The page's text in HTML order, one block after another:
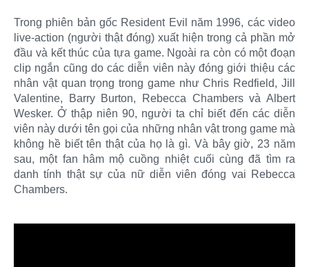
Trong phiên bản gốc Resident Evil năm 1996, các video
live-action (người thật đóng) xuất hiện trong cả phần mở
đầu và kết thúc của tựa game. Ngoài ra còn có một đoạn
clip ngắn cũng do các diễn viên này đóng giới thiệu các
nhân vật quan trọng trong game như Chris Redfield, Jill
Valentine, Barry Burton, Rebecca Chambers và Albert
Wesker. Ở thập niên 90, người ta chỉ biết đến các diễn
viên này dưới tên gọi của những nhân vật trong game mà
không hề biết tên thật của họ là gì. Và bây giờ, 23 năm
sau, một fan hâm mộ cuồng nhiệt cuối cùng đã tìm ra
danh tính thật sự của nữ diễn viên đóng vai Rebecca
Chambers.